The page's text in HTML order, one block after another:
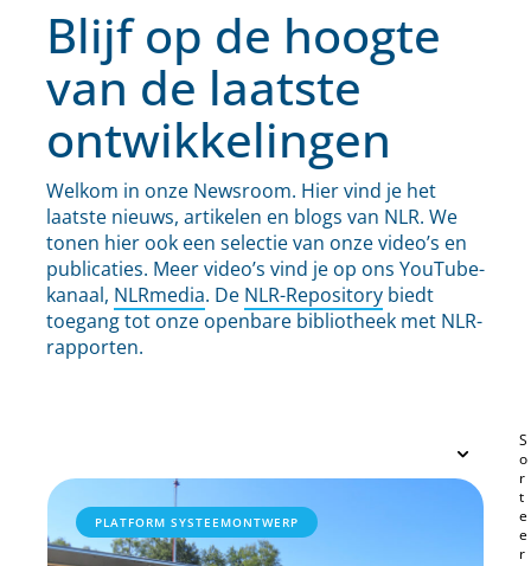
Blijf op de hoogte
van de laatste
ontwikkelingen
Welkom in onze Newsroom. Hier vind je het
laatste nieuws, artikelen en blogs van NLR. We
tonen hier ook een selectie van onze video’s en
publicaties. Meer video’s vind je op ons YouTube-
kanaal, NLRmedia. De NLR-Repositorybiedt
toegang tot onze openbare bibliotheek met NLR-
rapporten.
PLATFORM SYSTEEMONTWERP